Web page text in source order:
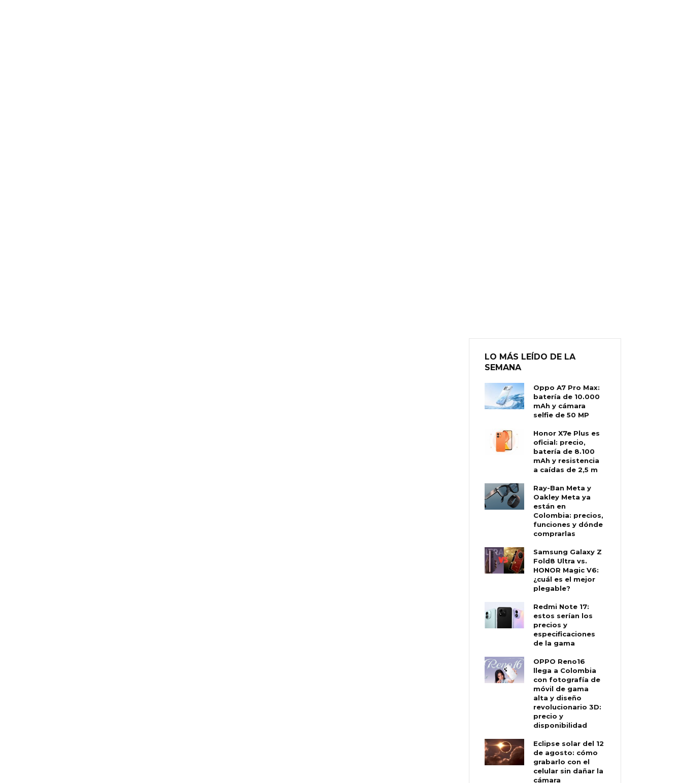
LO MÁS LEÍDO DE LA
SEMANA
Oppo A7 Pro Max:
batería de 10.000
mAh y cámara
selfie de 50 MP
Honor X7e Plus es
oficial: precio,
batería de 8.100
mAh y resistencia
a caídas de 2,5 m
Ray-Ban Meta y
Oakley Meta ya
están en
Colombia: precios,
funciones y dónde
comprarlas
Samsung Galaxy Z
Fold8 Ultra vs.
HONOR Magic V6:
¿cuál es el mejor
plegable?
Redmi Note 17:
estos serían los
precios y
especificaciones
de la gama
OPPO Reno16
llega a Colombia
con fotografía de
móvil de gama
alta y diseño
revolucionario 3D:
precio y
disponibilidad
Eclipse solar del 12
de agosto: cómo
grabarlo con el
celular sin dañar la
cámara